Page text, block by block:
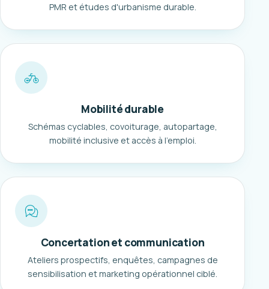
PMR et études d'urbanisme durable.
Mobilité durable
Schémas cyclables, covoiturage, autopartage,
mobilité inclusive et accès à l'emploi.
Concertation et communication
Ateliers prospectifs, enquêtes, campagnes de
sensibilisation et marketing opérationnel ciblé.